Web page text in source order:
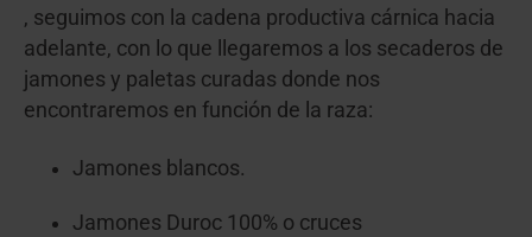
, seguimos con la cadena productiva cárnica hacia
adelante, con lo que llegaremos a los secaderos de
jamones y paletas curadas donde nos
encontraremos en función de la raza:
Jamones blancos.
Jamones Duroc 100% o cruces